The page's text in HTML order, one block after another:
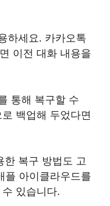
하세요. 카카오톡
이전 대화 내용을
통해 복구할 수
백업해 두었다면
한 복구 방법도 고
플 아이클라우드를
있습니다.